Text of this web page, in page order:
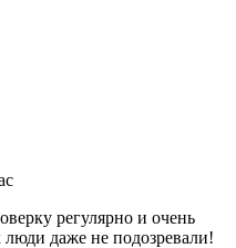
регулярно и очень
даже не подозревали!